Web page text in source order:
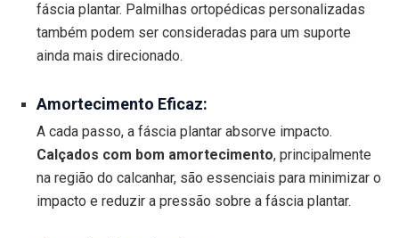
fáscia plantar. Palmilhas ortopédicas personalizadas
também podem ser consideradas para um suporte
ainda mais direcionado.
Amortecimento Eficaz:
A cada passo, a fáscia plantar absorve impacto.
Calçados com bom amortecimento, principalmente
na região do calcanhar, são essenciais para minimizar o
impacto e reduzir a pressão sobre a fáscia plantar.